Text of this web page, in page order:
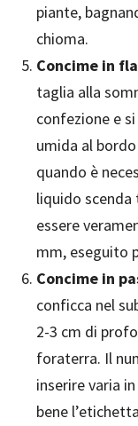
piante,
chioma.
Concime in
taglia alla
confezione e
umida al
quando è
liquido
essere
mm, eseguito
Concime in
conficca nel
2-3 cm di
foraterra. Il
inserire varia
bene